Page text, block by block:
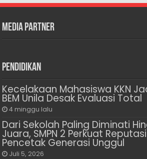
Media Partner
Pendidikan
Kecelakaan Mahasiswa KKN
BEM Unila Desak Evaluasi Total
4 minggu lalu
Dari Sekolah Paling Diminati
Juara, SMPN 2 Perkuat
Pencetak Generasi Unggul
Juli 5, 2026